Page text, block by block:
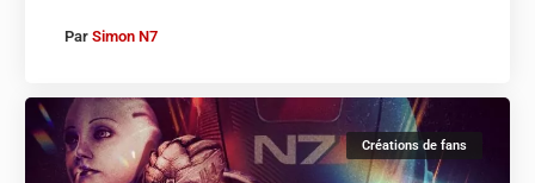
Par Simon N7
Créations de fans